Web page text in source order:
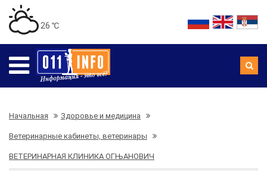
26 ℃
Начальная Здоровье и медицина
Ветеринарные кабинеты, ветеринары
ВЕТЕРИНАРНАЯ КЛИНИКА ОГЊАНОВИЧ